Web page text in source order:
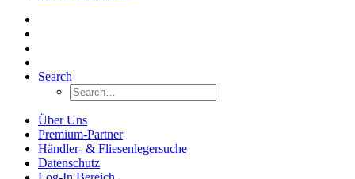
Search
Über Uns
Premium-Partner
Händler- & Fliesenlegersuche
Datenschutz